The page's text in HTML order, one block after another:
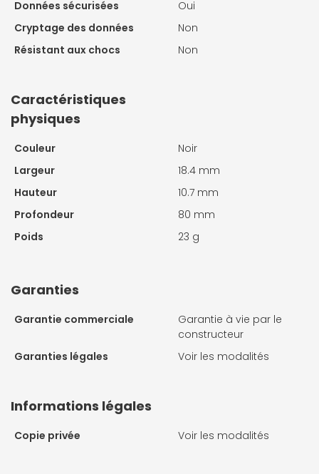
Données sécurisées
Oui
Cryptage des données
Non
Résistant aux chocs
Non
Caractéristiques
physiques
Couleur
Noir
Largeur
18.4 mm
Hauteur
10.7 mm
Profondeur
80 mm
Poids
23 g
Garanties
Garantie commerciale
Garantie à vie par le
constructeur
Garanties légales
Voir les modalités
Informations légales
Copie privée Voir les modalités